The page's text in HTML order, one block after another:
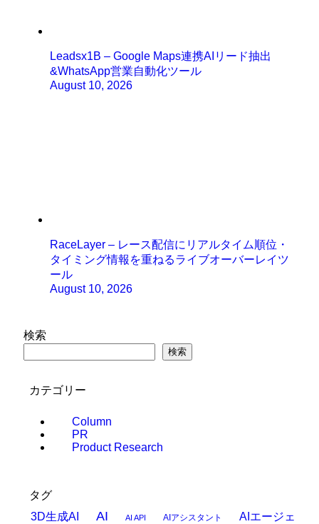
Leadsx1B – Google Maps連携AIリード抽出
&WhatsApp営業自動化ツール
August 10, 2026
RaceLayer – レース配信にリアルタイム順位・
タイミング情報を重ねるライブオーバーレイツ
ール
August 10, 2026
検索
検索
カテゴリー
Column
PR
Product Research
タグ
3D生成AI AI AI API AIアシスタント
AIエージェ